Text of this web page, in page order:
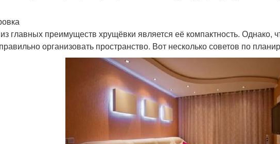
главных преимуществ хрущёвки является её компактность. Однако,
организовать пространство. Вот несколько советов по